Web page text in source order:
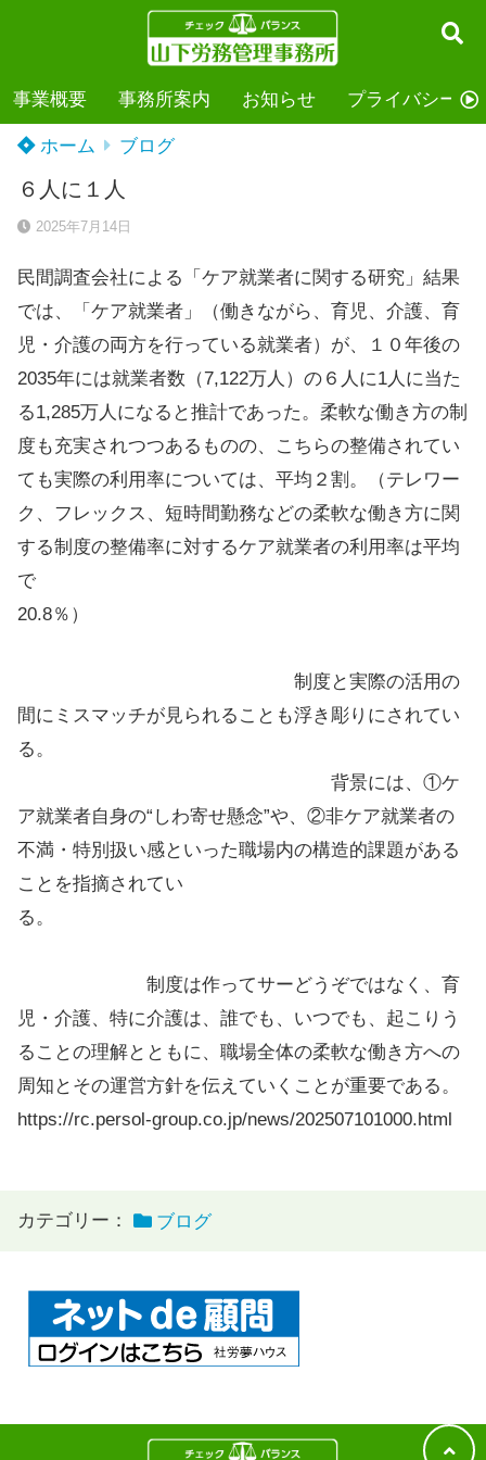
事業概要 事務所案内 お知らせ プライバシーポ
ホーム ブログ
６人に１人
2025年7月14日
民間調査会社による「ケア就業者に関する研究」結果
では、「ケア就業者」（働きながら、育児、介護、育
児・介護の両方を行っている就業者）が、１０年後の
2035年には就業者数（7,122万人）の６人に1人に当た
る1,285万人になると推計であった。柔軟な働き方の制
度も充実されつつあるものの、こちらの整備されてい
ても実際の利用率については、平均２割。（テレワー
ク、フレックス、短時間勤務などの柔軟な働き方に関
する制度の整備率に対するケア就業者の利用率は平均
で
20.8％）
制度と実際の活用の
間にミスマッチが見られることも浮き彫りにされてい
る。
背景には、①ケ
ア就業者自身の“しわ寄せ懸念”や、②非ケア就業者の
不満・特別扱い感といった職場内の構造的課題がある
ことを指摘されてい
る。
制度は作ってサーどうぞではなく、育
児・介護、特に介護は、誰でも、いつでも、起こりう
ることの理解とともに、職場全体の柔軟な働き方への
周知とその運営方針を伝えていくことが重要である。
https://rc.persol-group.co.jp/news/202507101000.html
カテゴリー： ブログ